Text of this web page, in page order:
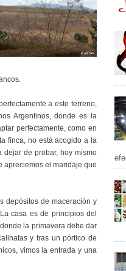
a este terreno,
Argentinos, donde es la
perfectamente, como en
finca, no está acogido a la
dejar de probar, hoy mismo
apreciemos el maridaje que
depósitos de maceración y
casa es de principios del
la primavera debe dar
y tras un pórtico de
vimos la entrada y una